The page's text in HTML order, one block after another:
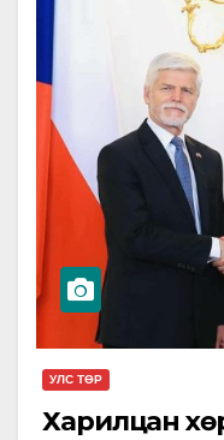
УЛС ТӨР
Харилцан